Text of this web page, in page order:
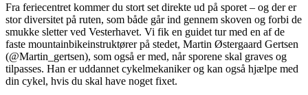
Fra feriecentret kommer du stort set direkte ud på sporet – og der er
stor diversitet på ruten, som både går ind gennem skoven og forbi de
smukke sletter ved Vesterhavet. Vi fik en guidet tur med en af de
faste mountainbikeinstruktører på stedet, Martin Østergaard Gertsen
(@Martin_gertsen), som også er med, når sporene skal graves og
tilpasses. Han er uddannet cykelmekaniker og kan også hjælpe med
din cykel, hvis du skal have noget fixet.